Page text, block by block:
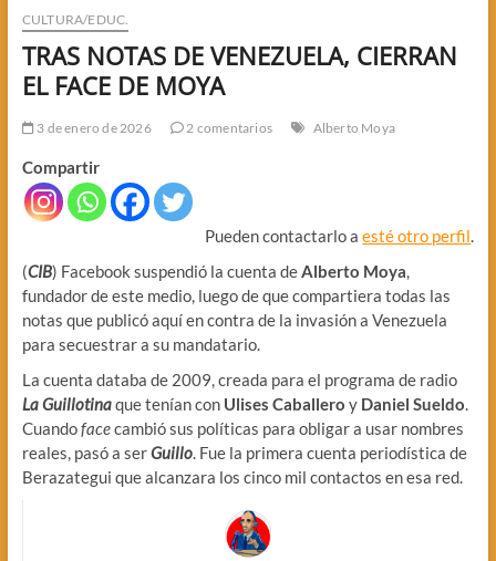
CULTURA/EDUC.
TRAS NOTAS DE VENEZUELA, CIERRAN
EL FACE DE MOYA
3 de enero de 2026 2 comentarios Alberto Moya
Compartir
Pueden contactarlo aesté otro perfil.
(CIB) Facebook suspendió la cuenta deAlberto Moya,
fundador de este medio, luego de que compartiera todas las
notas que publicó aquí en contra de la invasión a Venezuela
para secuestrar a su mandatario.
La cuenta databa de 2009, creada para el programa de radio
La Guillotinaque tenían con Ulises Caballero y Daniel Sueldo.
Cuandofacecambió sus políticas para obligar a usar nombres
reales, pasó a serGuillo. Fue la primera cuenta periodística de
Berazategui que alcanzara los cinco mil contactos en esa red.